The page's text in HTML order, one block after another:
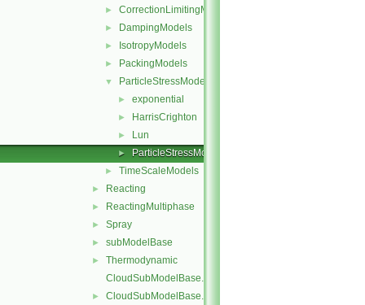
► CorrectionLimitingMethods
► DampingModels
► IsotropyModels
► PackingModels
▼ ParticleStressModels
► exponential
► HarrisCrighton
► Lun
► ParticleStressModel
► TimeScaleModels
► Reacting
► ReactingMultiphase
► Spray
► subModelBase
►
Thermodynamic
CloudSubModelBase.C
► CloudSubModelBase.H